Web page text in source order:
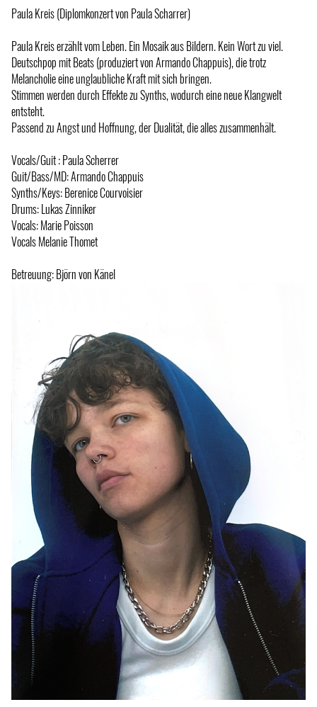
Paula Kreis (Diplomkonzert von Paula Scharrer)
Paula Kreis erzählt vom Leben. Ein Mosaik aus Bildern. Kein Wort zu viel.
Deutschpop mit Beats (produziert von Armando Chappuis), die trotz
Melancholie eine unglaubliche Kraft mit sich bringen.
Stimmen werden durch Effekte zu Synths, wodurch eine neue Klangwelt
entsteht.
Passend zu Angst und Hoffnung, der Dualität, die alles zusammenhält.
Vocals/Guit : Paula Scherrer
Guit/Bass/MD: Armando Chappuis
Synths/Keys: Berenice Courvoisier
Drums: Lukas Zinniker
Vocals: Marie Poisson
Vocals Melanie Thomet
Betreuung: Björn von Känel